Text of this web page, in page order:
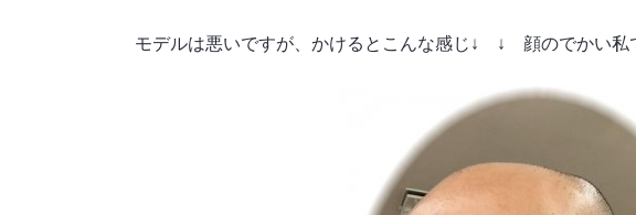
モデルは悪いですが、かけるとこんな感じ↓ ↓ 顔のでかい私